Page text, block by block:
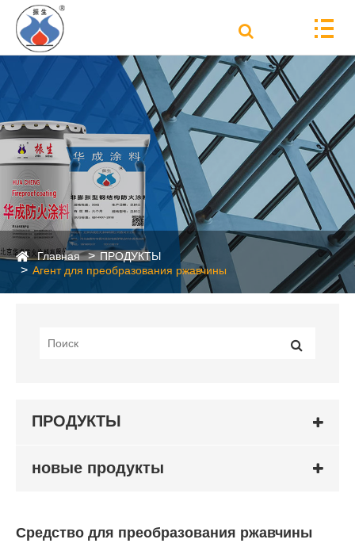
Главная
ПРОДУКТЫ
Агент для преобразования ржавчины
ПРОДУКТЫ
новые продукты
Средство для преобразования ржавчины